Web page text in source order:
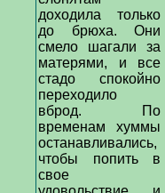
доходила только
до брюха. Они
смело шагали за
матерями, и все
стадо спокойно
переходило
вброд. По
временам хуммы
останавливались,
чтобы попить в
свое